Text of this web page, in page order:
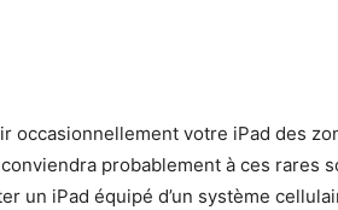
occasionnellement votre iPad des
probablement à ces rares
un iPad équipé d’un système